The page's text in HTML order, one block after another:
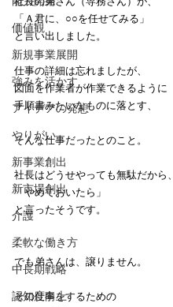
価値観
新規事業展開
強みを活かす
アイデアの発想
やりがい
新事業創出
新市場創出
介護
柔軟な働き方
中長期戦略
認知度向上
「Ａ君に、○○を任せてみる」
と言い出しました。
仕事の詳細は忘れましたが、
図面を作業者が作業できるように
手順書みたいなものに落とす、
そんな仕事だったとのこと。
社長はどうせやっても無駄だから、
「やめておいたら」
と言ったそうです。
でも弟さんは、譲りません。
その仕事をするための